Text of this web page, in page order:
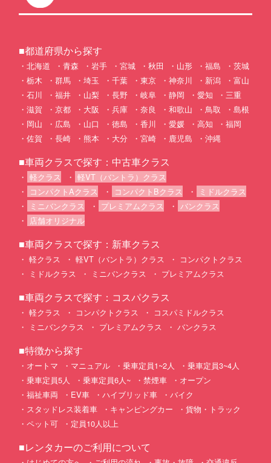
■都道府県から探す
北海道 青森 岩手 宮城 秋田 山形 福島
茨城
栃木
群馬 埼玉 千葉 東京 神奈川 新潟
富山
石川
福井 山梨 長野 岐阜 静岡 愛知
三重
滋賀
京都 大阪 兵庫 奈良 和歌山 鳥取
島根
岡山
広島 山口 徳島 香川 愛媛 高知
福岡
佐賀
長崎 熊本 大分 宮崎 鹿児島 沖縄
■車両クラスで探す：中古車クラス
軽クラス
軽VT（バントラ）クラス
コンパクトAクラス
コンパクトBクラス
ミドルクラス
ミニバンクラス
プレミアムクラス
バンクラス
店舗オリジナル
■車両クラスで探す：新車クラス
軽クラス 軽VT（バントラ）クラス
コンパクトクラス
ミドルクラス
ミニバンクラス プレミアムクラス
■車両クラスで探す：コスパクラス
軽クラス コンパクトクラス
コスパミドルクラス
ミニバンクラス
プレミアムクラス バンクラス
■特徴から探す
オートマ マニュアル 乗車定員1~2人
乗車定員3~4人
乗車定員5人
乗車定員6人~ 禁煙車
オープン
福祉車両
EV車 ハイブリッド車
バイク
スタッドレス装着車
キャンピングカー
貨物・トラック
ペット可
定員10人以上
■レンタカーのご利用について